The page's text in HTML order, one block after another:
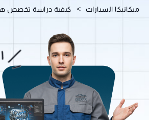
ميكانيكا السيارات > كيفية دراسة تخصص